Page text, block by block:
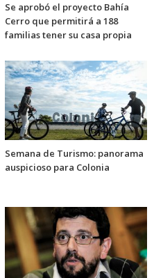
Se aprobó el proyecto Bahía
Cerro que permitirá a 188
familias tener su casa propia
Semana de Turismo: panorama
auspicioso para Colonia